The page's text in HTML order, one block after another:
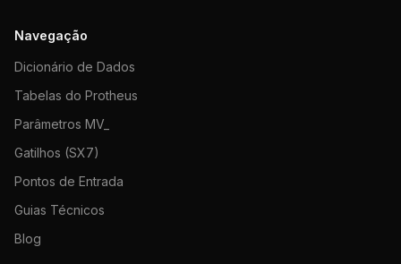
Navegação
Dicionário de Dados
Tabelas do Protheus
Parâmetros MV_
Gatilhos (SX7)
Pontos de Entrada
Guias Técnicos
Blog